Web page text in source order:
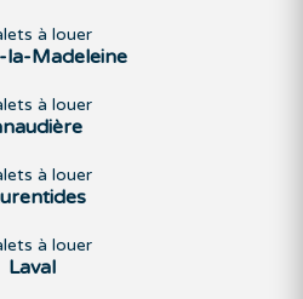
à louer
la-Madeleine
à louer
à louer
à louer
Laval